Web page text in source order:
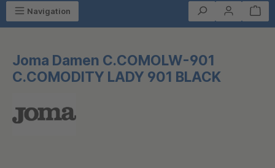
Navigation
Joma Damen C.COMOLW-901
C.COMODITY LADY 901 BLACK